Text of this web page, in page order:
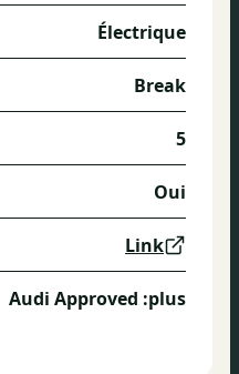
Électrique
Break
5
Oui
Link
Audi Approved :plus